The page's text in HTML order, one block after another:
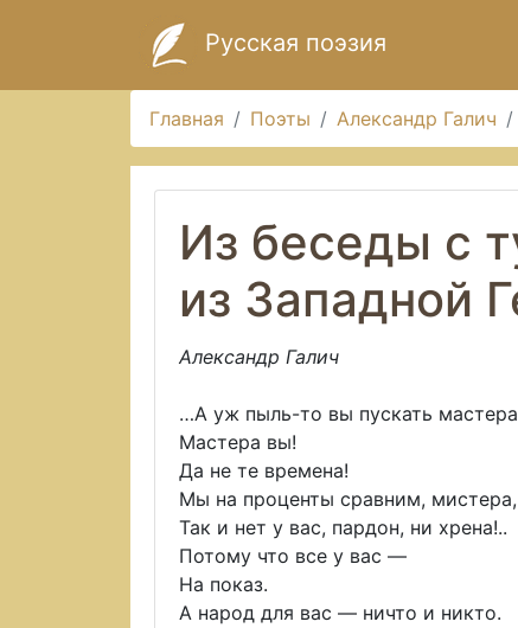
Русская поэзия
Главная Поэты Александр Галич
Из беседы с
из Западной
Александр Галич
…А уж пыль-то вы пускать
Мастера вы!
Да не те времена!
Мы на проценты сравним, мистера,
Так и нет у вас, пардон, ни хрена!..
Потому что все у вас —
На показ.
А народ для вас — ничто и никто.